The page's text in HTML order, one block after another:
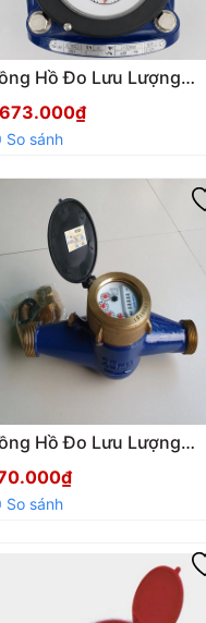
Hồ Đo Lưu Lượng
Sạch FLOWTECH
80 DN80 Nối Bích
Hồ Đo Lưu Lượng
Sạch FLOWTECH
20 DN20 Chính Hãng